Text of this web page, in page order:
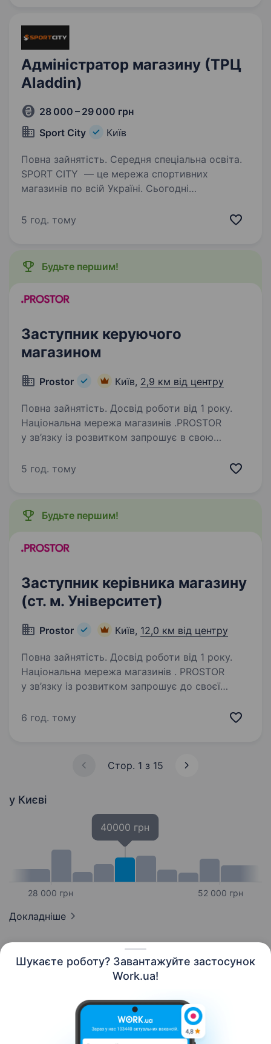
Шукаєте роботу? Завантажуйте застосунок
Work.ua!
Адміністратор магазину (ТРЦ
Аladdin)
28 000 – 29 000 грн
Sport City
Київ
Повна зайнятість. Середня спеціальна освіта.
SPORT CITY — це мережа спортивних
магазинів по всій Україні. Сьогодні
і продовжуємо розвиватися, відкриваючи нові
5 год. тому
Будьте першим!
Заступник керуючого
магазином
Prostor Київ, 2,9 км від центру
Повна зайнятість. Досвід роботи від 1 року.
Національна мережа магазинів .PROSTOR
у зв’язку із розвитком запрошує в свою
Вимоги: досвід роботи на аналогічній посаді
5 год. тому
Будьте першим!
Заступник керівника магазину
(ст. м. Університет)
Prostor Київ, 12,0 км від центру
Повна зайнятість. Досвід роботи від 1 року.
Національна мережа магазинів . PROSTOR
у зв’язку із розвитком запрошує до своєї
Київ Вимоги: досвід роботи на аналогічній
6 год. тому
Стор. 1 з 15
у Києві
28 000 грн
40000 грн
52 000 грн
Докладніше